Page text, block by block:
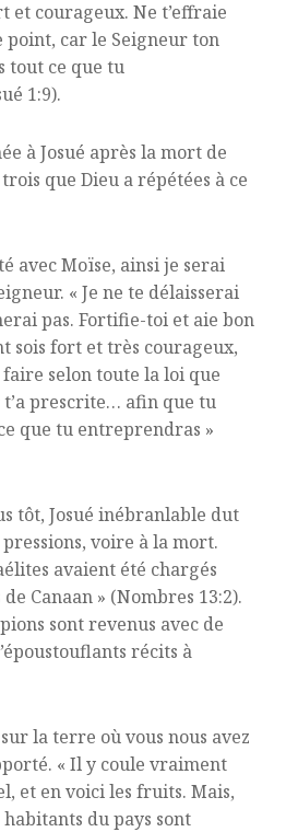
et courageux. Ne t’effraie
point, car le Seigneur ton
tout ce que tu
1:9).
à Josué après la mort de
que Dieu a répétées à ce
avec Moïse, ainsi je serai
« Je ne te délaisserai
pas. Fortifie-toi et aie bon
sois fort et très courageux,
selon toute la loi que
prescrite… afin que tu
que tu entreprendras »
tôt, Josué inébranlable dut
voire à la mort.
avaient été chargés
Canaan » (Nombres 13:2).
sont revenus avec de
récits à
la terre où vous nous avez
« Il y coule vraiment
et en voici les fruits. Mais,
du pays sont